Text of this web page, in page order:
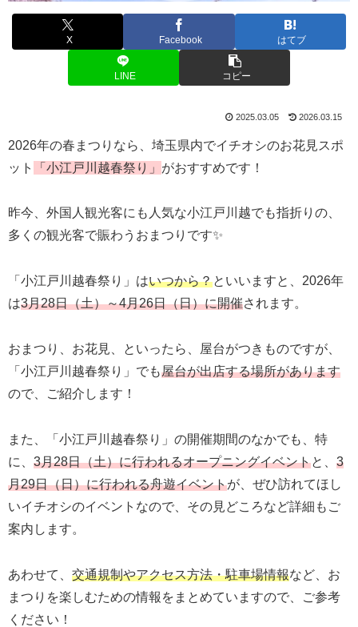
X Facebook はてブ
LINE コピー
2025.03.05 2026.03.15
2026年の春まつりなら、埼玉県内でイチオシのお花見スポ
ット
「小江戸川越春祭り」 がおすすめです！
昨今、外国人観光客にも人気な小江戸川越でも指折りの、
多くの観光客で賑わうおまつりです✨
「小江戸川越春祭り」はいつから？といいますと、2026年
は3月28日（土）～4月26日（日）に開催されます。
おまつり、お花見、といったら、屋台がつきものですが、
「小江戸川越春祭り」でも屋台が出店する場所があります
ので、ご紹介します！
また、「小江戸川越春祭り」の開催期間のなかでも、特
に、 3月28日（土）に行われるオープニングイベントと、 3
月29日（日）に行われる舟遊イベントが、ぜひ訪れてほし
いイチオシのイベントなので、その見どころなど詳細もご
案内します。
あわせて、 交通規制やアクセス方法・駐車場情報など、お
まつりを楽しむための情報をまとめていますので、ご参考
ください！